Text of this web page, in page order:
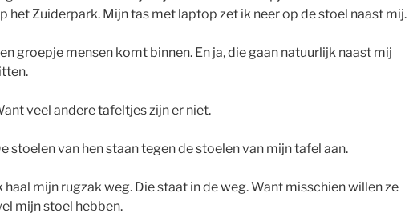
het Zuiderpark. Mijn tas met laptop zet ik neer op de stoel naast mij.
groepje mensen komt binnen. En ja, die gaan natuurlijk naast mij
veel andere tafeltjes zijn er niet.
stoelen van hen staan tegen de stoelen van mijn tafel aan.
haal mijn rugzak weg. Die staat in de weg. Want misschien willen ze
mijn stoel hebben.